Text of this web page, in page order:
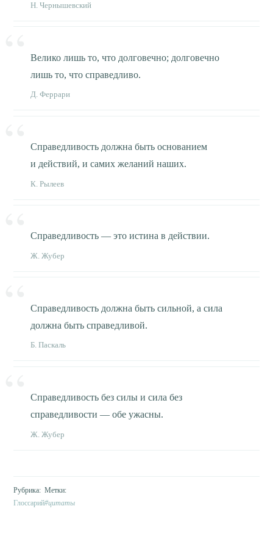
Н. Чернышевский
Велико лишь то, что долговечно; долговечно
лишь то, что справедливо.
Д. Феррари
Справедливость должна быть основанием
и действий, и самих желаний наших.
К. Рылеев
Справедливость — это истина в действии.
Ж. Жубер
Справедливость должна быть сильной, а сила
должна быть справедливой.
Б. Паскаль
Справедливость без силы и сила без
справедливости — обе ужасны.
Ж. Жубер
Глоссарий цитаты